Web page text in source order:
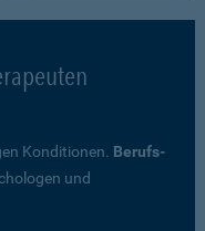
Konditionen. Berufs-
und